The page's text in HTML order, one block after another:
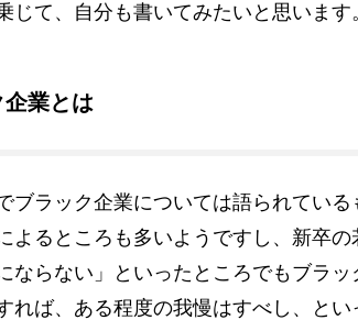
じて、自分も書いてみたいと思います
業とは
ブラック企業については語られてい
よるところも多いようですし、新卒
ならない」といったところでもブラ
れば、ある程度の我慢はすべし、と